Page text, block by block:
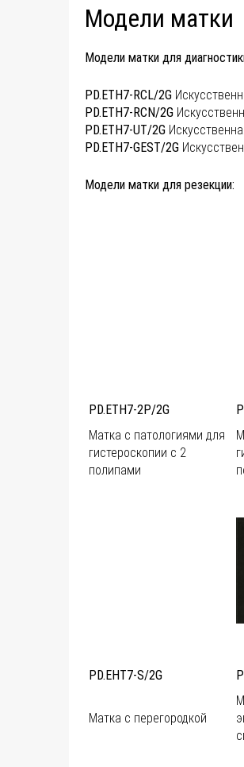
Модели матки
Модели матки для
PD.ETH7-RCL/2G
PD.ETH7-RCN/2G
PD.ETH7-UT/2G
PD.ETH7-GEST/2G
Модели матки для резекции:
PD.ETH7-2P/2G
Матка с патологиями для
гистероскопии с 2
полипами
PD.EHT7-S/2G
Матка с перегородкой